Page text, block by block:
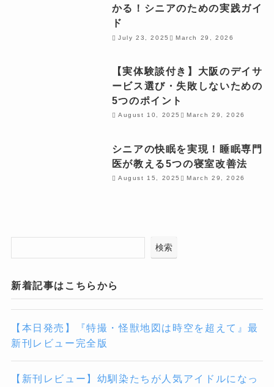
かる！シニアのための実践ガイ
ド
July 23, 2025 March 29, 2026
【実体験談付き】大阪のデイサ
ービス選び・失敗しないための
5つのポイント
August 10, 2025 March 29, 2026
シニアの快眠を実現！睡眠専門
医が教える5つの寝室改善法
August 15, 2025 March 29, 2026
検索
新着記事はこちらから
【本日発売】『特撮・怪獣地図は時空を超えて』最
新刊レビュー完全版
【新刊レビュー】幼馴染たちが人気アイドルになっ